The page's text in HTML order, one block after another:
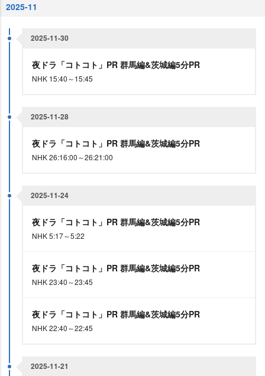
2025-11
2025-11-30
夜ドラ「コトコト」PR 群馬編&茨城編5分PR
NHK 15:40～15:45
2025-11-28
夜ドラ「コトコト」PR 群馬編&茨城編5分PR
NHK 26:16:00～26:21:00
2025-11-24
夜ドラ「コトコト」PR 群馬編&茨城編5分PR
NHK 5:17～5:22
夜ドラ「コトコト」PR 群馬編&茨城編5分PR
NHK 23:40～23:45
夜ドラ「コトコト」PR 群馬編&茨城編5分PR
NHK 22:40～22:45
2025-11-21